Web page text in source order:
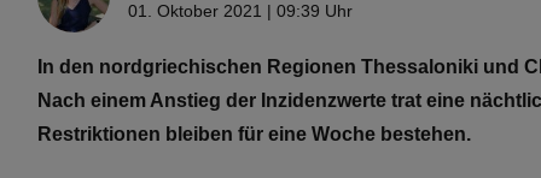
01. Oktober 2021 | 09:39 Uhr
In den nordgriechischen Regionen Thessaloniki und
Nach einem Anstieg der Inzidenzwerte trat eine
Restriktionen bleiben für eine Woche bestehen.